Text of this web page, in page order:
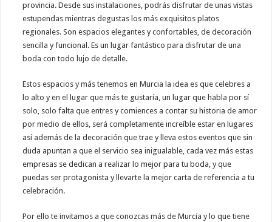
provincia. Desde sus instalaciones, podrás disfrutar de unas vistas
estupendas mientras degustas los más exquisitos platos
regionales. Son espacios elegantes y confortables, de decoración
sencilla y funcional. Es un lugar fantástico para disfrutar de una
boda con todo lujo de detalle.
Estos espacios y más tenemos en Murcia la idea es que celebres a
lo alto y en el lugar que más te gustaría, un lugar que habla por sí
solo, solo falta que entres y comiences a contar su historia de amor
por medio de ellos, será completamente increíble estar en lugares
así además de la decoración que trae y lleva estos eventos que sin
duda apuntan a que el servicio sea inigualable, cada vez más estas
empresas se dedican a realizar lo mejor para tu boda, y que
puedas ser protagonista y llevarte la mejor carta de referencia a tu
celebración.
Por ello te invitamos a que conozcas más de Murcia y lo que tiene